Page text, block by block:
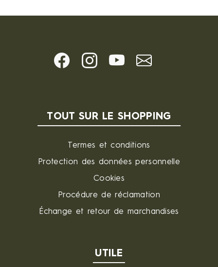
TOUT SUR LE SHOPPING
Termes et conditions
Protection des données personnelle
Cookies
Procédure de réclamation
Échange et retour de marchandises
UTILE